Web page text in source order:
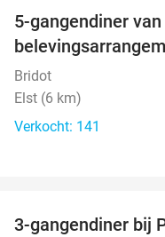
5-gangendiner
Bridot
Elst (6 km)
Verkocht: 141
3-gangendiner bij